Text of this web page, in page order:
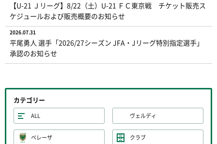
【U-21 Ｊリーグ】8/22（土）U-21 ＦＣ東京戦 チケット販売ス
ケジュールおよび販売概要のお知らせ
2026.07.31
平尾勇人 選手「2026/27シーズン JFA・Jリーグ特別指定選手」
承認のお知らせ
カテゴリー
ALL ヴェルディ
ベレーザ クラブ